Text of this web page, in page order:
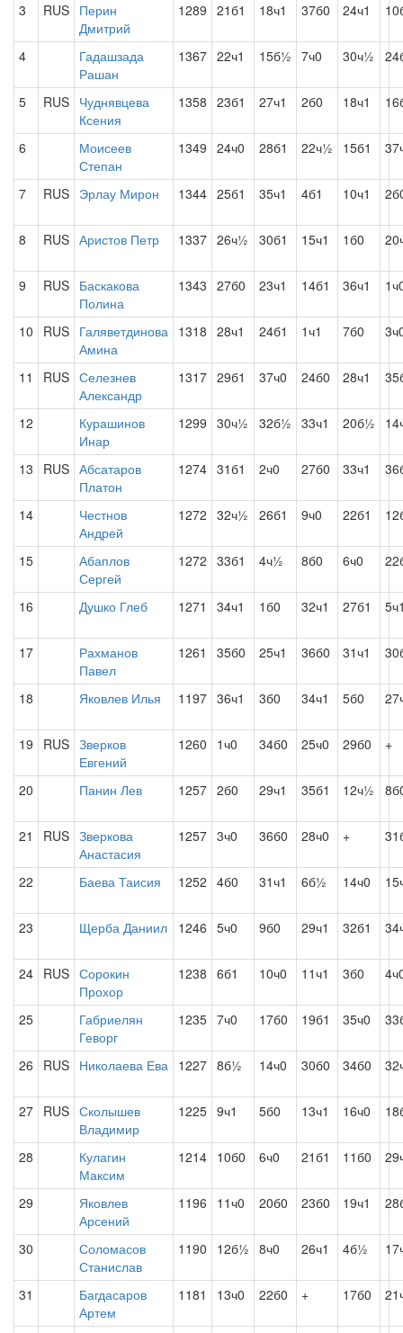
3 RUS Перин
Дмитрий
1289 21б1 18ч1 37б0 24ч1
4
Гадашзада
Рашан
1367 22ч1 15б½ 7ч0 30ч½
5 RUS Чуднявцева
Ксения
1358 23б1 27ч1 2б0 18ч1
6
Моисеев
Степан
1349 24ч0 28б1 22ч½ 15б1
7 RUS Эрлау Мирон 1344 25б1 35ч1 4б1 10ч1
8 RUS Аристов Петр 1337 26ч½ 30б1 15ч1 1б0
9 RUS Баскакова
Полина
1343 27б0 23ч1 14б1 36ч1
10 RUS Галяветдинова
Амина
1318 28ч1 24б1 1ч1 7б0
11 RUS Селезнев
Александр
1317 29б1 37ч0 24б0 28ч1
12
Курашинов
Инар
1299 30ч½ 32б½ 33ч1 20б½
13 RUS Абсатаров
Платон
1274 31б1 2ч0 27б0 33ч1
14
Честнов
Андрей
1272 32ч½ 26б1 9ч0 22б1
15
Абаплов
Сергей
1272 33б1 4ч½ 8б0 6ч0
16 Душко Глеб 1271 34ч1 1б0 32ч1 27б1
17
Рахманов
Павел
1261 35б0 25ч1 36б0 31ч1
18 Яковлев Илья 1197 36ч1 3б0 34ч1 5б0
19 RUS Зверков
Евгений
1260 1ч0 34б0 25ч0 29б0 +
20 Панин Лев 1257 2б0 29ч1 35б1 12ч½
21 RUS Зверкова
Анастасия
1257 3ч0 36б0 28ч0 +
22 Баева Таисия 1252 4б0 31ч1 6б½ 14ч0
23 Щерба Даниил 1246 5ч0 9б0 29ч1 32б1
24 RUS Сорокин
Прохор
1238 6б1 10ч0 11ч1 3б0
25
Габриелян
Геворг
1235 7ч0 17б0 19б1 35ч0
26 RUS Николаева Ева 1227 8б½ 14ч0 30б0 34б0
27 RUS Сколышев
Владимир
1225 9ч1 5б0 13ч1 16ч0
28
Кулагин
Максим
1214 10б0 6ч0 21б1 11б0
29
Яковлев
Арсений
1196 11ч0 20б0 23б0 19ч1
30
Соломасов
Станислав
1190 12б½ 8ч0 26ч1 4б½
31
Багдасаров
Артем
1181 13ч0 22б0 + 17б0